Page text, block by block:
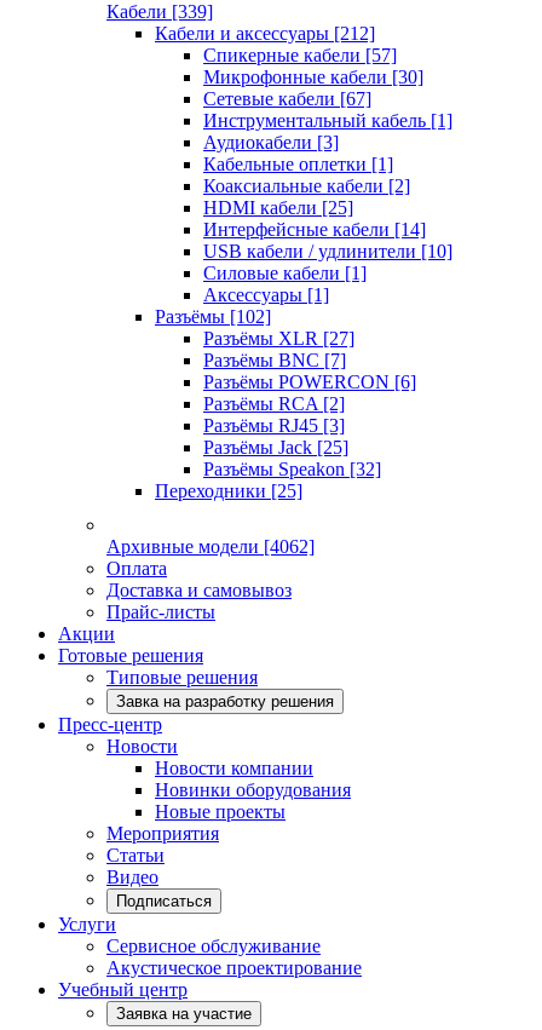
Кабели [339]
Кабели и аксессуары [212]
Спикерные кабели [57]
Микрофонные кабели [30]
Сетевые кабели [67]
Инструментальный кабель [1]
Аудиокабели [3]
Кабельные оплетки [1]
Коаксиальные кабели [2]
HDMI кабели [25]
Интерфейсные кабели [14]
USB кабели / удлинители [10]
Силовые кабели [1]
Аксессуары [1]
Разъёмы [102]
Разъёмы XLR [27]
Разъёмы BNC [7]
Разъёмы POWERCON [6]
Разъёмы RCA [2]
Разъёмы RJ45 [3]
Разъёмы Jack [25]
Разъёмы Speakon [32]
Переходники [25]
Архивные модели [4062]
Оплата
Доставка и самовывоз
Прайс-листы
Акции
Готовые решения
Типовые решения
Завка на разработку решения
Пресс-центр
Новости
Новости компании
Новинки оборудования
Новые проекты
Мероприятия
Статьи
Видео
Подписаться
Услуги
Сервисное обслуживание
Акустическое проектирование
Учебный центр
Заявка на участие